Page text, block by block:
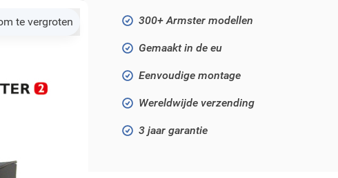
te vergroten 300+ Armster modellen
Gemaakt in de eu
Eenvoudige montage
Wereldwijde verzending
3 jaar garantie